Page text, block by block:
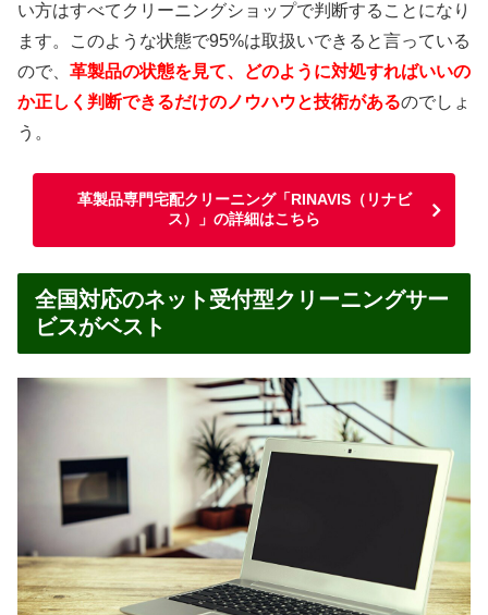
い方はすべてクリーニングショップで判断することになり
ます。このような状態で95%は取扱いできると言っている
ので、 革製品の状態を見て、どのように対処すればいいの
か正しく判断できるだけのノウハウと技術があるのでしょ
う。
革製品専門宅配クリーニング「RINAVIS（リナビ
ス）」の詳細はこちら
全国対応のネット受付型クリーニングサー
ビスがベスト